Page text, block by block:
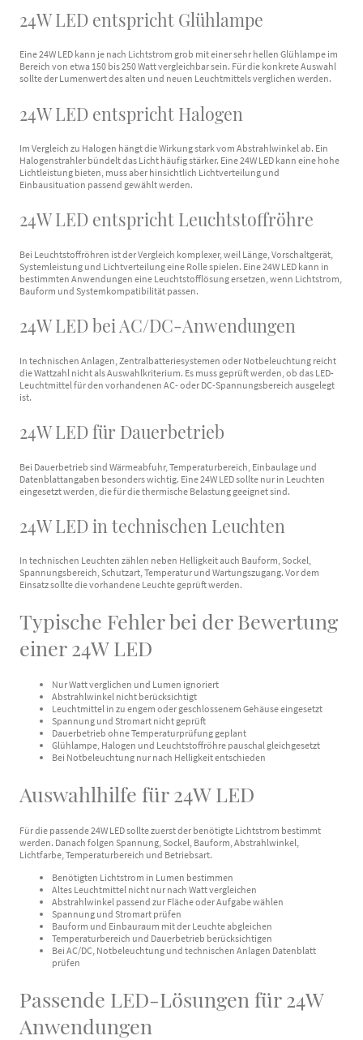
24W LED entspricht Glühlampe
Eine 24W LED kann je nach Lichtstrom grob mit einer sehr hellen Glühlampe im
Bereich von etwa 150 bis 250 Watt vergleichbar sein. Für die konkrete Auswahl
sollte der Lumenwert des alten und neuen Leuchtmittels verglichen werden.
24W LED entspricht Halogen
Im Vergleich zu Halogen hängt die Wirkung stark vom Abstrahlwinkel ab. Ein
Halogenstrahler bündelt das Licht häufig stärker. Eine 24W LED kann eine hohe
Lichtleistung bieten, muss aber hinsichtlich Lichtverteilung und
Einbausituation passend gewählt werden.
24W LED entspricht Leuchtstoffröhre
Bei Leuchtstoffröhren ist der Vergleich komplexer, weil Länge, Vorschaltgerät,
Systemleistung und Lichtverteilung eine Rolle spielen. Eine 24W LED kann in
bestimmten Anwendungen eine Leuchtstofflösung ersetzen, wenn Lichtstrom,
Bauform und Systemkompatibilität passen.
24W LED bei AC/DC-Anwendungen
In technischen Anlagen, Zentralbatteriesystemen oder Notbeleuchtung reicht
die Wattzahl nicht als Auswahlkriterium. Es muss geprüft werden, ob das LED-
Leuchtmittel für den vorhandenen AC- oder DC-Spannungsbereich ausgelegt
ist.
24W LED für Dauerbetrieb
Bei Dauerbetrieb sind Wärmeabfuhr, Temperaturbereich, Einbaulage und
Datenblattangaben besonders wichtig. Eine 24W LED sollte nur in Leuchten
eingesetzt werden, die für die thermische Belastung geeignet sind.
24W LED in technischen Leuchten
In technischen Leuchten zählen neben Helligkeit auch Bauform, Sockel,
Spannungsbereich, Schutzart, Temperatur und Wartungszugang. Vor dem
Einsatz sollte die vorhandene Leuchte geprüft werden.
Typische Fehler bei der Bewertung
einer 24W LED
Nur Watt verglichen und Lumen ignoriert
Abstrahlwinkel nicht berücksichtigt
Leuchtmittel in zu engem oder geschlossenem Gehäuse eingesetzt
Spannung und Stromart nicht geprüft
Dauerbetrieb ohne Temperaturprüfung geplant
Glühlampe, Halogen und Leuchtstoffröhre pauschal gleichgesetzt
Bei Notbeleuchtung nur nach Helligkeit entschieden
Auswahlhilfe für 24W LED
Für die passende 24W LED sollte zuerst der benötigte Lichtstrom bestimmt
werden. Danach folgen Spannung, Sockel, Bauform, Abstrahlwinkel,
Lichtfarbe, Temperaturbereich und Betriebsart.
Benötigten Lichtstrom in Lumen bestimmen
Altes Leuchtmittel nicht nur nach Watt vergleichen
Abstrahlwinkel passend zur Fläche oder Aufgabe wählen
Spannung und Stromart prüfen
Bauform und Einbauraum mit der Leuchte abgleichen
Temperaturbereich und Dauerbetrieb berücksichtigen
Bei AC/DC, Notbeleuchtung und technischen Anlagen Datenblatt
prüfen
Passende LED-Lösungen für 24W
Anwendungen